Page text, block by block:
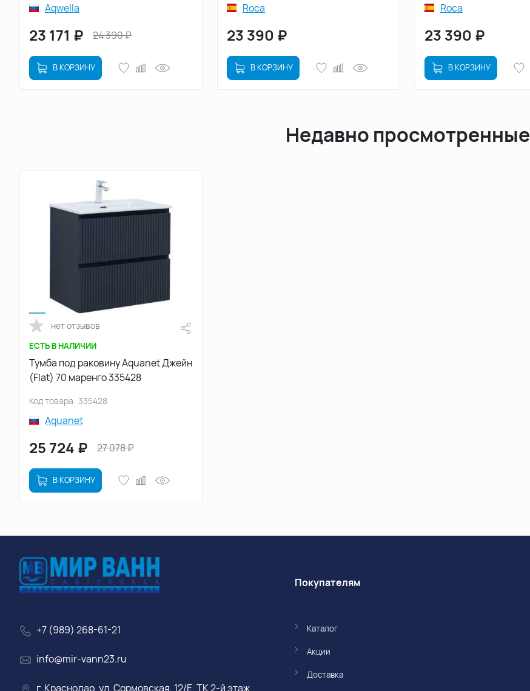
Aqwella
23 171 ₽ 24 390₽
В КОРЗИНУ
Roca
23 390 ₽
В КОРЗИНУ
Roca
23 390 ₽
В КОРЗИНУ
Недавно просмотренные
нет отзывов
ЕСТЬ В НАЛИЧИИ
Тумба под раковину Aquanet Джейн
(Flat) 70 маренго 335428
Код товара 335428
Aquanet
25 724 ₽ 27 078₽
В КОРЗИНУ
+7 (989) 268-61-21
info@mir-vann23.ru
г. Краснодар, ул. Сормовская, 12/Е, ТК 2-й этаж
Покупателям
Каталог
Акции
Доставка